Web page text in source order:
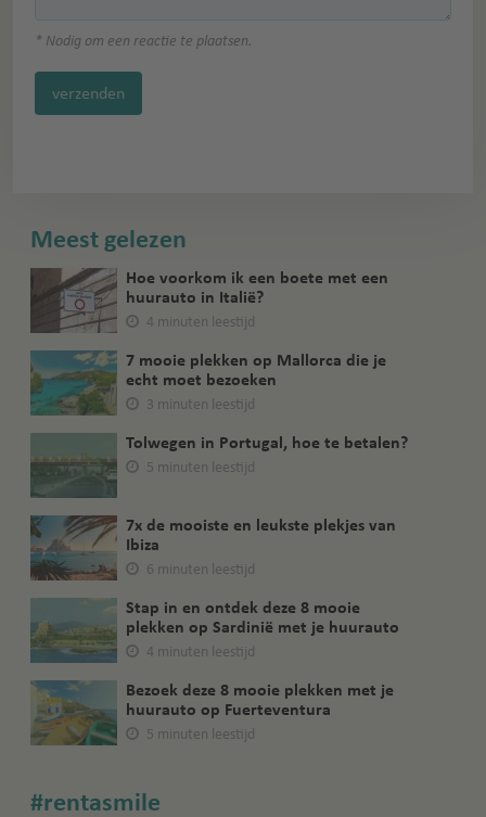
* Nodig om een reactie te plaatsen.
verzenden
Meest gelezen
Hoe voorkom ik een boete met een
huurauto in Italië?
4 minuten leestijd
7 mooie plekken op Mallorca die je
echt moet bezoeken
3 minuten leestijd
Tolwegen in Portugal, hoe te betalen?
5 minuten leestijd
7x de mooiste en leukste plekjes van
Ibiza
6 minuten leestijd
Stap in en ontdek deze 8 mooie
plekken op Sardinië met je huurauto
4 minuten leestijd
Bezoek deze 8 mooie plekken met je
huurauto op Fuerteventura
5 minuten leestijd
#rentasmile